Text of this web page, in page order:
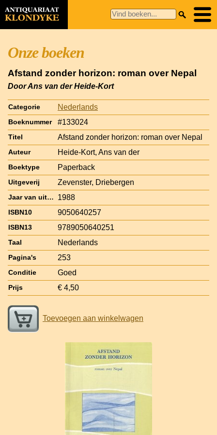
Onze boeken
Afstand zonder horizon: roman over Nepal
Door Ans van der Heide-Kort
Categorie Nederlands
Boeknummer #133024
Titel Afstand zonder horizon: roman over Nepal
Auteur Heide-Kort, Ans van der
Boektype Paperback
Uitgeverij Zevenster, Driebergen
Jaar van uitgave 1988
ISBN10 9050640257
ISBN13 9789050640251
Taal Nederlands
Pagina's 253
Conditie Goed
Prijs € 4,50
Toevoegen aan winkelwagen